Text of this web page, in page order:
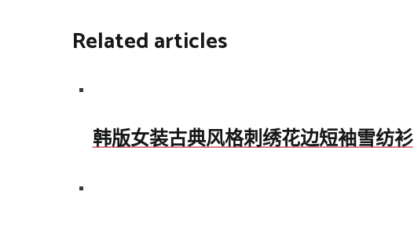
Related articles
韩版女装古典风格刺绣花边短袖雪纺衫